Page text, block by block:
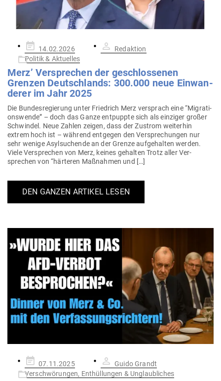
Gepostet
am
14.02.2026
Redaktion
Politik & Aktuelles
Merz’ Ver­sprechen der geschlos­senen
Grenzen Deutsch­lands: 300.000 neue Ein­wan­
derer im Jahr 2025
Die Bun­des­re­gierung unter Friedrich Merz ver­sprach eine “Migra­ti­
ons­wende” – doch das Ganze ent­puppte sich als ein­ziger großer
Schwindel. Neue Zahlen zeigen, dass der Zustrom wei­terhin
extrem hoch ist – während ent­gegen den Ver­spre­chungen nur
sehr wenige Asyl­su­chende an der Grenze auf­ge­halten werden.
Viele Ver­sprechen von Merz, keines gehalten Trotz aller Ver­
sprechen von “här­teren Maß­nahmen und […]
DEN GANZEN ARTIKEL LESEN
Gepostet
am
07.11.2025
Guido Grandt
Verschwörungen, Enthüllungen & Unglaubliches